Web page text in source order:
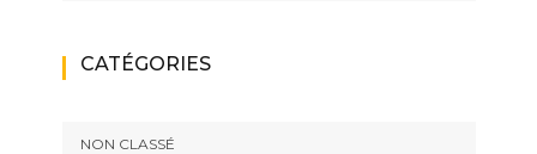
CATÉGORIES
NON CLASSÉ